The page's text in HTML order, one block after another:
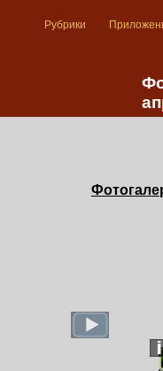
Рубрики